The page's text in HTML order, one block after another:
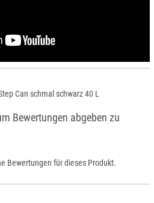
Can schmal schwarz 40 L
Bewertungen abgeben zu
Bewertungen für dieses Produkt.